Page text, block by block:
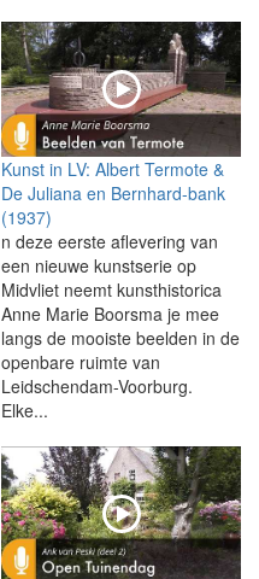
Kunst in LV: Albert Termote &
De Juliana en Bernhard-bank
(1937)
n deze eerste aflevering van
een nieuwe kunstserie op
Midvliet neemt kunsthistorica
Anne Marie Boorsma je mee
langs de mooiste beelden in de
openbare ruimte van
Leidschendam-Voorburg.
Elke...